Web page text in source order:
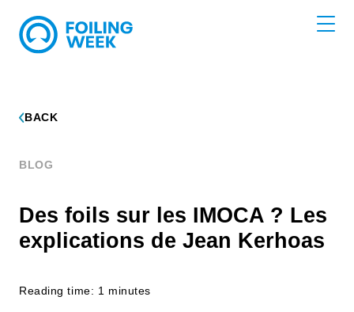
BACK
BLOG
Des foils sur les IMOCA ? Les
explications de Jean Kerhoas
Reading time: 1 minutes